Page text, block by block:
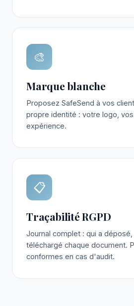
🎨
Marque blanche
Proposez SafeSend à vos
propre identité : votre logo,
expérience.
📋
Traçabilité RGPD
Journal complet : qui a déposé,
téléchargé chaque document.
conformes en cas d'audit.